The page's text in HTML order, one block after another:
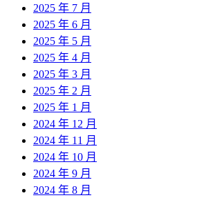
2025 年 7 月
2025 年 6 月
2025 年 5 月
2025 年 4 月
2025 年 3 月
2025 年 2 月
2025 年 1 月
2024 年 12 月
2024 年 11 月
2024 年 10 月
2024 年 9 月
2024 年 8 月